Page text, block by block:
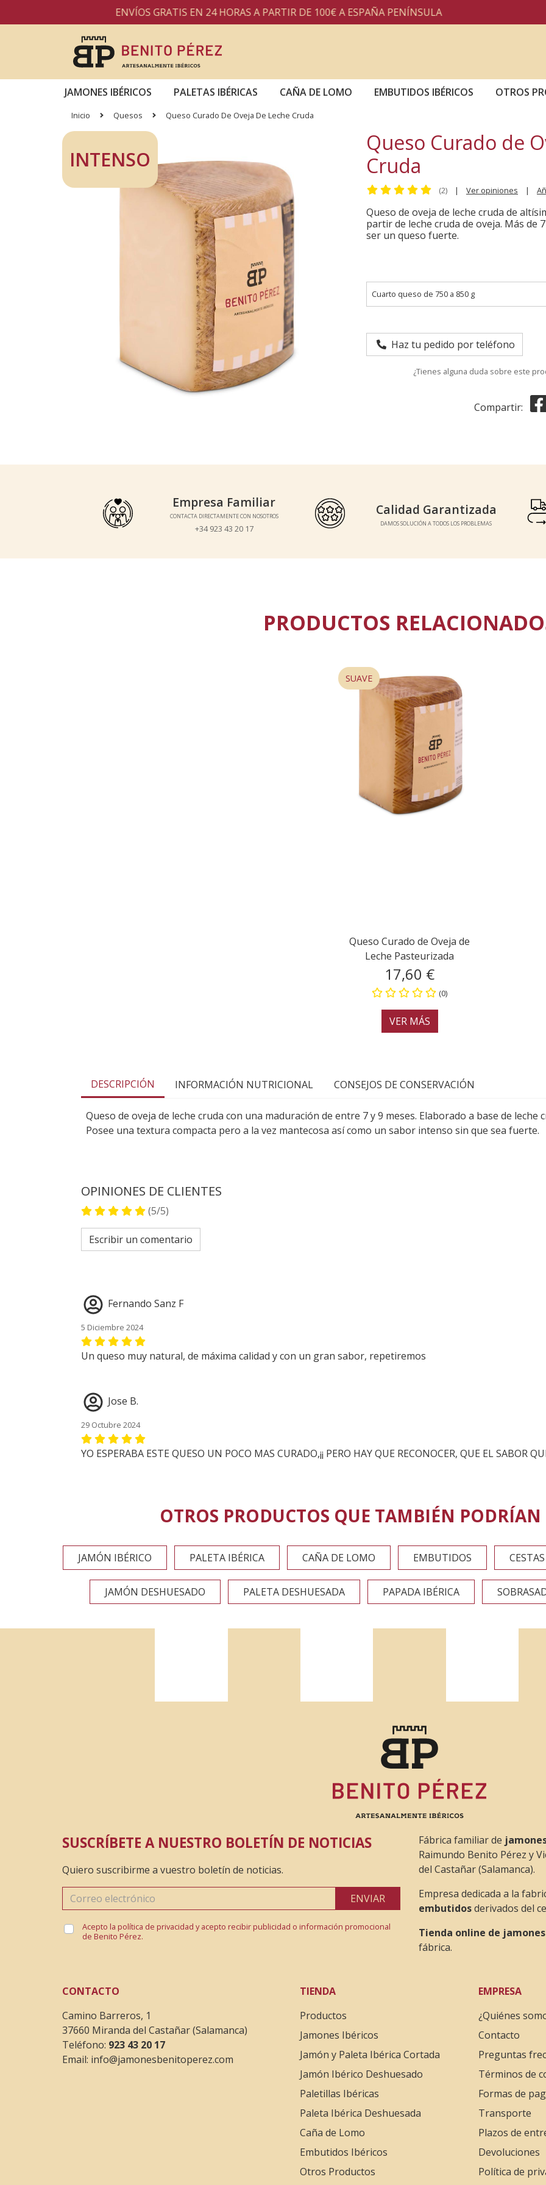
ENVÍOS GRATIS EN 24 HORAS A PARTIR DE 100€ A ESPAÑA PENÍNSULA
JAMONES IBÉRICOS PALETAS IBÉRICAS CAÑA DE LOMO EMBUTIDOS IBÉRICOS OTROS
Inicio Quesos Queso Curado De Oveja De Leche Cruda
INTENSO
Queso Curado de
Cruda
(2) | Ver opiniones |
Queso de oveja de leche cruda de
partir de leche cruda de oveja. Más de
ser un queso fuerte.
Cuarto queso de 750 a 850 g
Haz tu pedido por teléfono
¿Tienes alguna duda sobre este
Compartir:
Empresa Familiar
CONTACTA DIRECTAMENTE CON NOSOTROS
+34 923 43 20 17
Empresa Familiar
CONTACTA DIRECTAMENTE CON NOSOTROS
+34 923 43 20 17
Calidad Garantizada
DAMOS SOLUCIÓN A TODOS LOS PROBLEMAS
Calidad Garantizada
DAMOS SOLUCIÓN A TODOS LOS PROBLEMAS
PRODUCTOS
SUAVE
Queso Curado de Oveja de
Leche Pasteurizada
17,60 €
(0)
VER MÁS
DESCRIPCIÓN INFORMACIÓN NUTRICIONAL CONSEJOS DE CONSERVACIÓN
Queso de oveja de leche cruda con una maduración de entre 7 y 9 meses. Elaborado a base de leche
Posee una textura compacta pero a la vez mantecosa así como un sabor intenso sin que sea fuerte.
OPINIONES DE CLIENTES
(5/5)
Escribir un comentario
Fernando Sanz F
5 Diciembre 2024
Un queso muy natural, de máxima calidad y con un gran sabor, repetiremos
Jose B.
29 Octubre 2024
YO ESPERABA ESTE QUESO UN POCO MAS CURADO,¡¡ PERO HAY QUE RECONOCER, QUE EL SABOR
OTROS PRODUCTOS QUE TAMBIÉN PODRÍAN
JAMÓN IBÉRICO PALETA IBÉRICA CAÑA DE LOMO EMBUTIDOS
JAMÓN DESHUESADO PALETA DESHUESADA PAPADA IBÉRICA
SUSCRÍBETE A NUESTRO BOLETÍN DE NOTICIAS
Quiero suscribirme a vuestro boletín de noticias.
ENVIAR
Acepto la política de privacidad y acepto recibir publicidad o información promocional
de Benito Pérez.
Fábrica familiar de
Raimundo Benito Pérez y
del Castañar (Salamanca).
Empresa dedicada a la
embutidosderivados del
Tienda online de
fábrica.
CONTACTO
Camino Barreros, 1
37660 Miranda del Castañar (Salamanca)
Teléfono: 923 43 20 17
Email: info@jamonesbenitoperez.com
TIENDA
Productos
Jamones Ibéricos
Jamón y Paleta Ibérica Cortada
Jamón Ibérico Deshuesado
Paletillas Ibéricas
Paleta Ibérica Deshuesada
Caña de Lomo
Embutidos Ibéricos
Otros Productos
EMPRESA
¿Quiénes
Contacto
Preguntas
Términos de
Formas de
Transporte
Plazos de
Devoluciones
Política de